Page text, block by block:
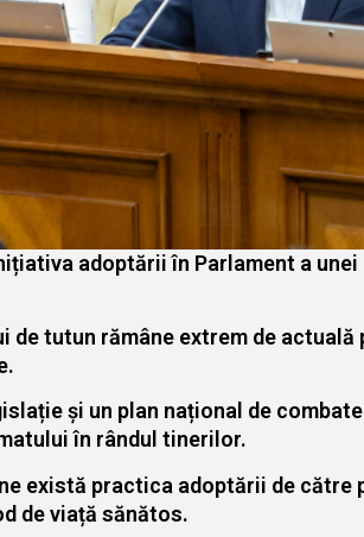
adoptării în Parlament a
tutun rămâne extrem de
și un plan național de
în rândul tinerilor.
există practica adoptării de
de viață sănătos.